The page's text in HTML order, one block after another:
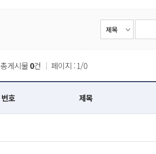
총게시물 0건 ｜ 페이지 : 1/0
번호 제목